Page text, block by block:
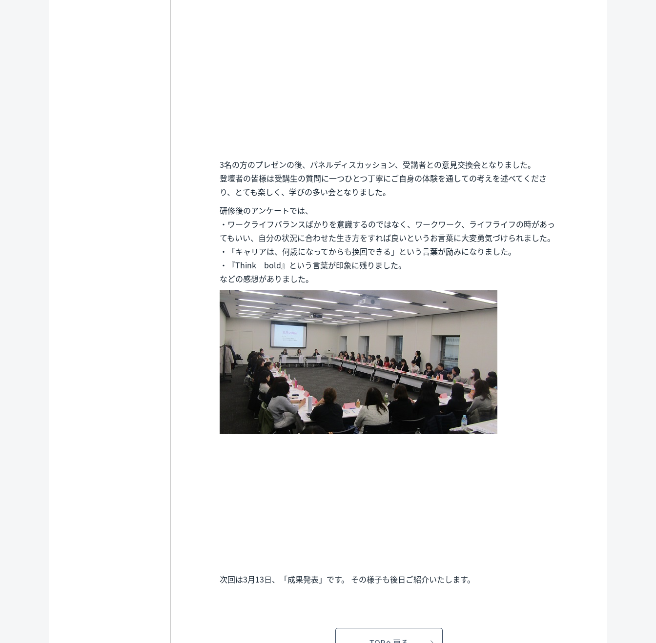
3名の方のプレゼンの後、パネルディスカッション、受講者との意見交換会となりました。
登壇者の皆様は受講生の質問に一つひとつ丁寧にご自身の体験を通しての考えを述べてくださ
り、とても楽しく、学びの多い会となりました。
研修後のアンケートでは、
・ワークライフバランスばかりを意識するのではなく、ワークワーク、ライフライフの時があっ
てもいい、自分の状況に合わせた生き方をすれば良いというお言葉に大変勇気づけられました。
・「キャリアは、何歳になってからも挽回できる」という言葉が励みになりました。
・『Think bold』という言葉が印象に残りました。
などの感想がありました。
次回は3月13日、「成果発表」です。 その様子も後日ご紹介いたします。